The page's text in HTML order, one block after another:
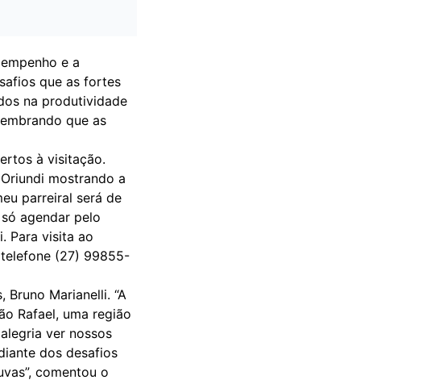
e a
que as fortes
na produtividade
que as
à visitação.
mostrando a
parreiral será de
agendar pelo
Para visita ao
(27) 99855-
Marianelli. “A
Rafael, uma região
ver nossos
dos desafios
comentou o